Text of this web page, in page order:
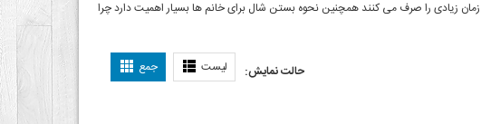
زمان زیادی را صرف می کنند همچنین نحوه بستن شال برای خانم ها بسیار اهمیت دارد چرا
حالت نمایش: لیست جمع